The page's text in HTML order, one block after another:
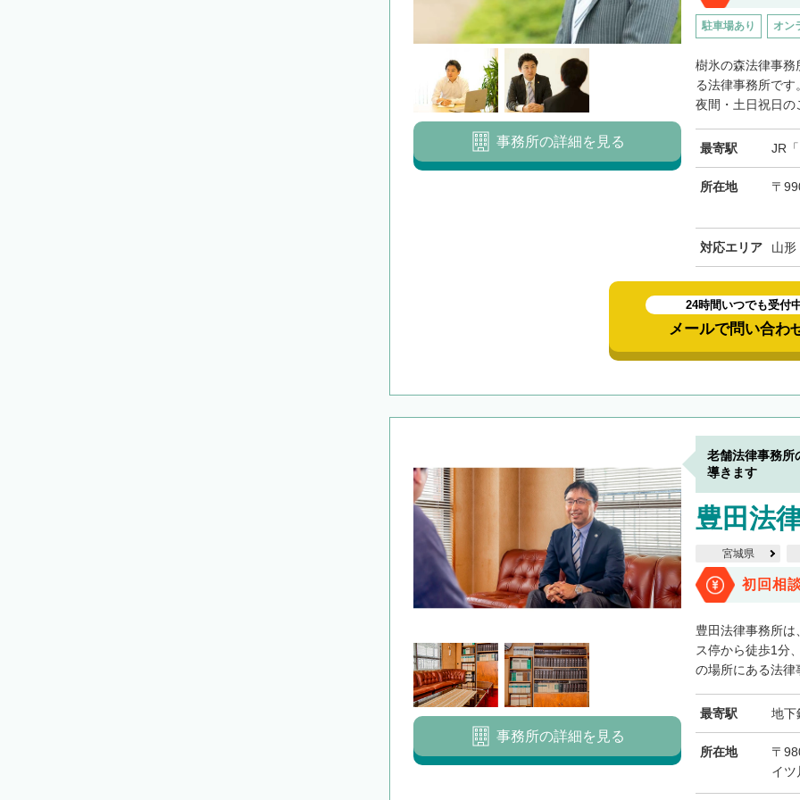
駐車場あり オン
樹氷の森法律事
る法律事務所で
夜間・土日祝日
最寄駅 JR
所在地 〒
対応エリア 山形
事務所の詳細を見る
24時間いつでも受付
メールで問い合わ
老舗法律事務所
導きます
豊田法
宮城県
初回相
豊田法律事務所
ス停から徒歩1分
の場所にある法
最寄駅 地下
所在地
〒
イツ
事務所の詳細を見る